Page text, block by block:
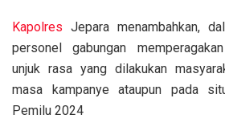
Kapolres Jepara menambahkan,
personel gabungan
unjuk rasa yang dilakukan
masa kampanye ataupun pada
Pemilu 2024